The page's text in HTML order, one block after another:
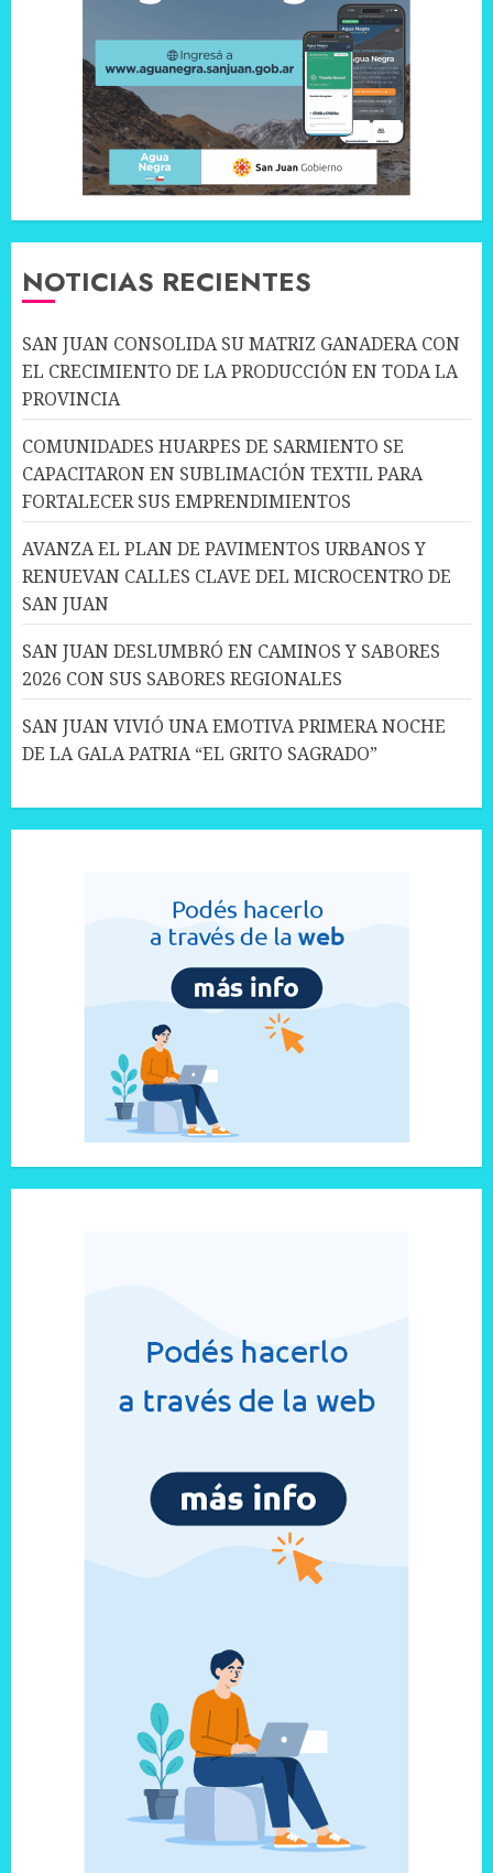
NOTICIAS RECIENTES
SAN JUAN CONSOLIDA SU MATRIZ GANADERA CON
EL CRECIMIENTO DE LA PRODUCCIÓN EN TODA LA
PROVINCIA
COMUNIDADES HUARPES DE SARMIENTO SE
CAPACITARON EN SUBLIMACIÓN TEXTIL PARA
FORTALECER SUS EMPRENDIMIENTOS
AVANZA EL PLAN DE PAVIMENTOS URBANOS Y
RENUEVAN CALLES CLAVE DEL MICROCENTRO DE
SAN JUAN
SAN JUAN DESLUMBRÓ EN CAMINOS Y SABORES
2026 CON SUS SABORES REGIONALES
SAN JUAN VIVIÓ UNA EMOTIVA PRIMERA NOCHE
DE LA GALA PATRIA “EL GRITO SAGRADO”